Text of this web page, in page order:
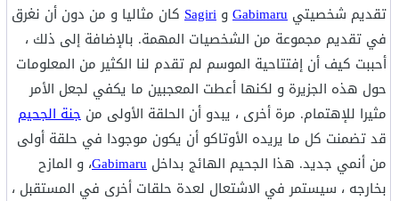
تقديم شخصيتي Gabimaruو Sagiri كان مثاليا و من دون أن نغرق
في تقديم مجموعة من الشخصيات المهمة. بالإضافة إلى ذلك ،
أحببت كيف أن إفتتاحية الموسم لم تقدم لنا الكثير من المعلومات
حول هذه الجزيرة و لكنها أعطت المعجبين ما يكفي لجعل الأمر
مثيرا للإهتمام. مرة أخرى ، يبدو أن الحلقة الأولى من جنة الجحيم
قد تضمنت كل ما يريده الأوتاكو أن يكون موجودا في حلقة أولى
من أنمي جديد. هذا الجحيم الهائج بداخل Gabimaru، و المازح
بخارجه ، سيستمر في الاشتعال لعدة حلقات أخرى في المستقبل ،